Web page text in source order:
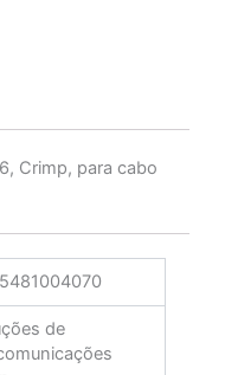
Crimp, para cabo
de